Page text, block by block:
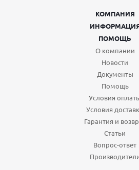
КОМПАНИЯ
ПОМОЩЬ
О компании
Новости
Документы
Помощь
Условия
Условия
Гарантия и
Статьи
Вопрос-ответ